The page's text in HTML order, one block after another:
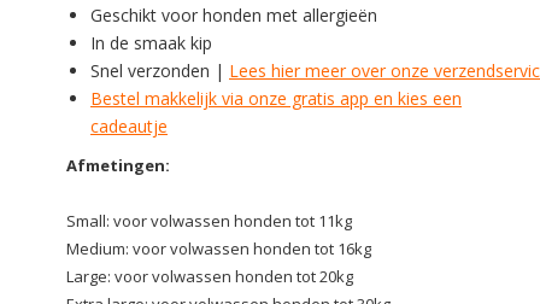
Geschikt voor honden met allergieën
In de smaak kip
Snel verzonden | Lees hier meer over onze
Bestel makkelijk via onze gratis app en kies een
cadeautje
Afmetingen:
Small: voor volwassen honden tot 11kg
Medium: voor volwassen honden tot 16kg
Large: voor volwassen honden tot 20kg